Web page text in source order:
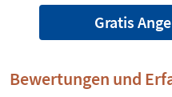
Gratis
Bewertungen und